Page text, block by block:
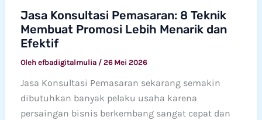
Jasa Konsultasi Pemasaran: 8 Teknik
Membuat Promosi Lebih Menarik dan
Efektif
Oleh efbadigitalmulia / 26 Mei 2026
Jasa Konsultasi Pemasaran sekarang semakin
dibutuhkan banyak pelaku usaha karena
persaingan bisnis berkembang sangat cepat dan